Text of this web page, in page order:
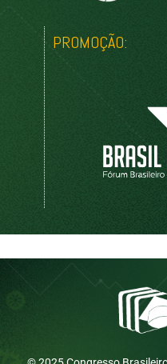
PROMOÇÃO: